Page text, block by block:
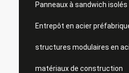
Panneaux à sandwich isolés
Entrepôt en acier
structures modulaires en
matériaux de construction